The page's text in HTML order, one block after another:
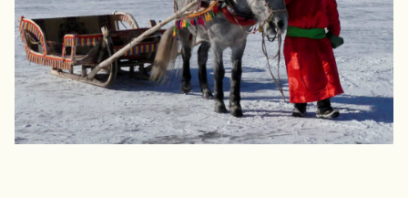
SALVADOR
SERBIE
SIERRA LEONE
SOCOTRA (YÉMEN)
SRI LANKA
TADJIKISTAN